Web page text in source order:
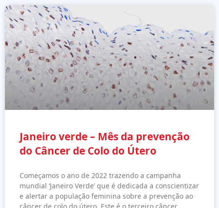
Janeiro verde – Mês da prevenção
do Câncer de Colo do Útero
Começamos o ano de 2022 trazendo a campanha
mundial ‘Janeiro Verde’ que é dedicada a conscientizar
e alertar a população feminina sobre a prevenção ao
câncer de colo do útero. Este é o terceiro câncer